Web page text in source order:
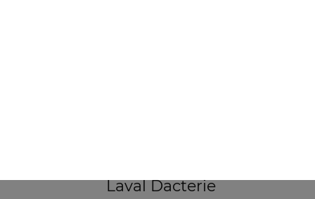
Laval Dacterie